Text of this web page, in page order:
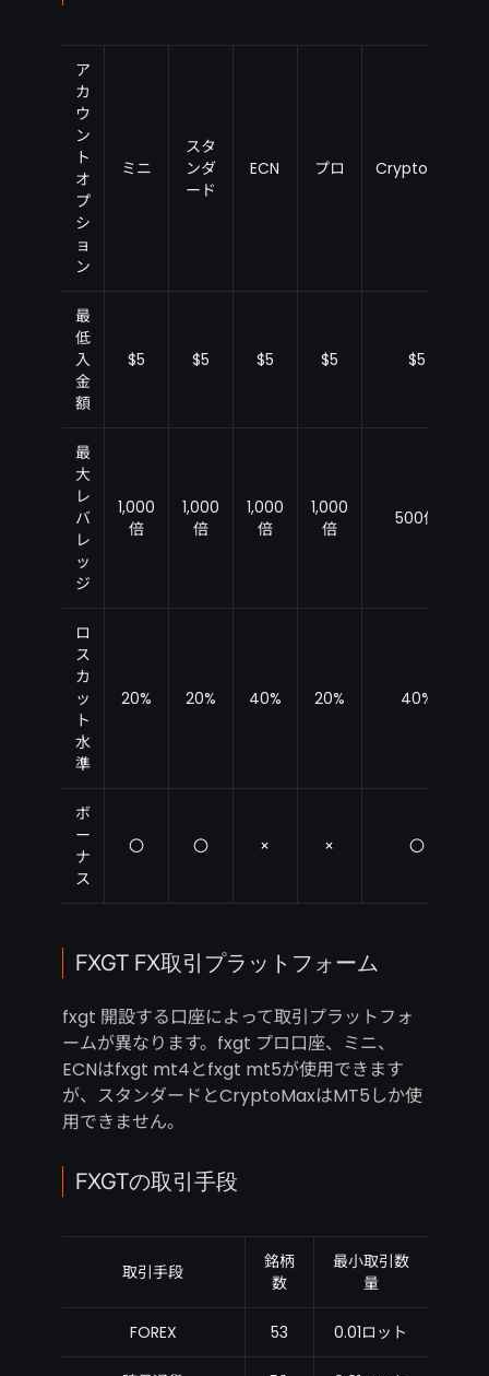
ア
カ
ウ
ン
ト
オ
プ
シ
ョ
ン
ミニ
スタ
ンダ
ード
ECN プロ CryptoMax
最
低
入
金
額
$5 $5 $5 $5 $5
最
大
レ
バ
レ
ッ
ジ
1,000
倍
1,000
倍
1,000
倍
1,000
倍
500倍
ロ
ス
カ
ッ
ト
水
準
20% 20% 40% 20% 40%
ボ
ー
ナ
ス
〇 〇 × × 〇
FXGT FX取引プラットフォーム
fxgt 開設する口座によって取引プラットフォ
ームが異なります。fxgt プロ口座、ミニ、
ECNはfxgt mt4とfxgt mt5が使用できます
が、スタンダードとCryptoMaxはMT5しか使
用できません。
FXGTの取引手段
取引手段
銘柄
数
最小取引数
量
FOREX 53 0.01ロット